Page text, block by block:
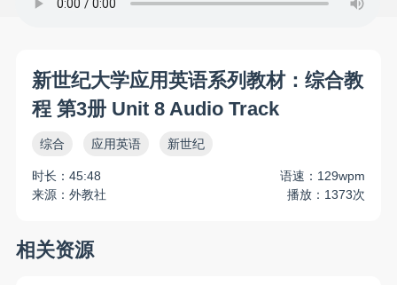
新世纪大学应用英语系列教材：综合教
程 第3册 Unit 8 Audio Track
综合 应用英语 新世纪
时长：45:48
语速：129wpm
来源：外教社
播放：1373次
相关资源